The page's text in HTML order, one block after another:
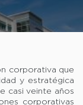
corporativa que
y estratégica
casi veinte años
corporativas